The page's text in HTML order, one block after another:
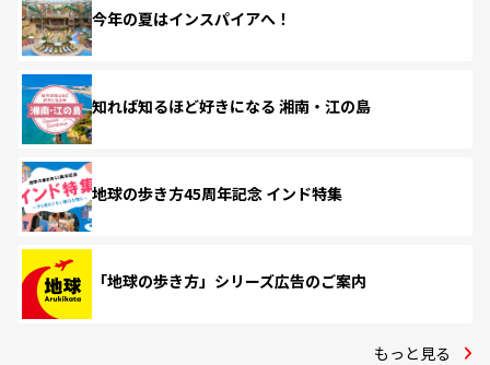
今年の夏はインスパイアへ！
知れば知るほど好きになる 湘南・江の島
地球の歩き方45周年記念 インド特集
「地球の歩き方」シリーズ広告のご案内
もっと見る